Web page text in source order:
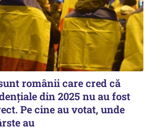
românii care cred că
din 2025 nu au fost
Pe cine au votat, unde
au